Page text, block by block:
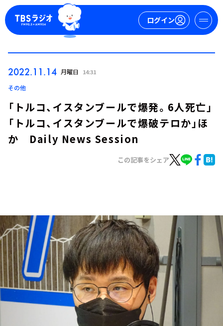
ログイン
TBS Podcast
お知らせ
イベント・グッズ
YouTube
会社情報
2022.11.14 月曜日 14:31
その他
「トルコ、イスタンブールで爆発。6人死亡」
「トルコ、イスタンブールで爆破テロか」ほ
か Daily News Session
この記事をシェア